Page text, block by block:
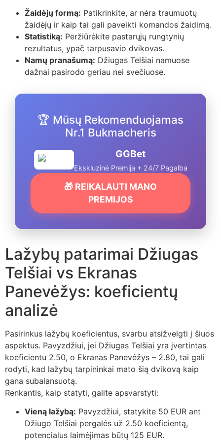
Žaidėjų formą: Patikrinkite, ar nėra traumuotų
žaidėjų ir kaip tai gali paveikti komandos žaidimą.
Statistiką: Peržiūrėkite pastarųjų rungtynių
rezultatus, ypač tarpusavio dvikovas.
Namų pranašumą: Džiugas Telšiai namuose
dažnai pasirodo geriau nei svečiuose.
🏆 Mūsų Rekomenduojamas
Nr.1 Bukmacheris
GGBet
Ekskluzinė Premija + 24/7 Pagalba
🎁 REIKALAUTI MANO
PREMIJOS
Lažybų patarimai Džiugas
Telšiai vs Ekranas
Panevėžys: koeficientų
analizė
Pasirinkus lažybų koeficientus, svarbu atsižvelgti į šiuos
aspektus. Pavyzdžiui, jei Džiugas Telšiai yra įvertintas
koeficientu 2.50, o Ekranas Panevėžys – 2.80, tai gali
rodyti, kad lažybų tarpininkai mato šią dvikovą kaip
gana subalansuotą.
Renkantis, kaip statyti, galite apsvarstyti:
Vieną lažybą: Pavyzdžiui, statykite 50 EUR ant
Džiugo Telšiai pergalės už 2.50 koeficientą,
potencialus laimėjimas būtų 125 EUR.